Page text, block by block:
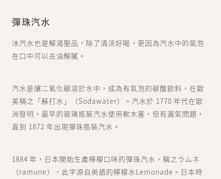
彈珠汽水
冰汽水也是解渴聖品，除了清涼好喝，更因為汽水中的氣泡
在口中可以去油解膩。
汽水是讓二氧化碳溶於水中，成為有氣泡的碳酸飲料，在歐
美稱之「蘇打水」（Sodawater）。汽水於 1770 年代在歐
洲發明，最早的玻璃瓶裝汽水使用軟木塞，但有漏氣問題，
直到 1872 年出現彈珠瓶裝汽水。
1884 年，日本開始生產檸檬口味的彈珠汽水，稱之ラムネ
（ramune），此字源自英語的檸檬水Lemonade。日本時